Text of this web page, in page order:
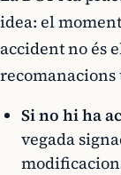
idea: el
accident no és
recomanacions
Si no hi ha
vegada